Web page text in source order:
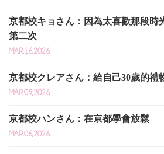
京都校キョさん：因為太喜歡那段時
第二次
MAR.16,2026
京都校クレアさん：給自己30歲的禮
MAR.09,2026
京都校ハンさん：在京都學會放鬆
MAR.06,2026